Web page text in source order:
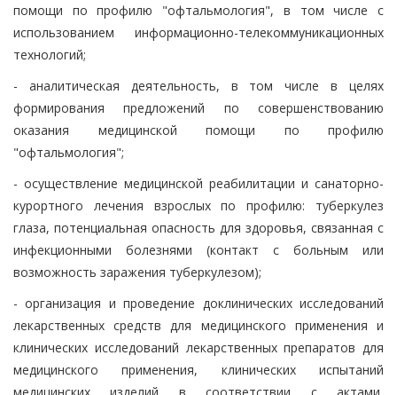
помощи по профилю "офтальмология", в том числе с
использованием информационно-телекоммуникационных
технологий;
- аналитическая деятельность, в том числе в целях
формирования предложений по совершенствованию
оказания медицинской помощи по профилю
"офтальмология";
- осуществление медицинской реабилитации и санаторно-
курортного лечения взрослых по профилю: туберкулез
глаза, потенциальная опасность для здоровья, связанная с
инфекционными болезнями (контакт с больным или
возможность заражения туберкулезом);
- организация и проведение доклинических исследований
лекарственных средств для медицинского применения и
клинических исследований лекарственных препаратов для
медицинского применения, клинических испытаний